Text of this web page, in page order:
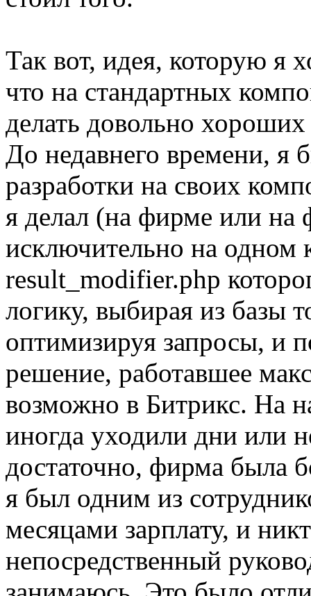
Так вот, идея, которую я
что на стандартных
делать довольно хороших
До недавнего времени, я
разработки на своих
я делал (на фирме или
исключительно на одном
result_modifier.php
логику, выбирая из базы
оптимизируя запросы, и
решение, работавшее
возможно в Битрикс. На
иногда уходили дни или
достаточно, фирма была
я был одним из
месяцами зарплату, и
непосредственный